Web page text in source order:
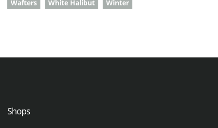
Wafters
White Halibut Winter
Shops